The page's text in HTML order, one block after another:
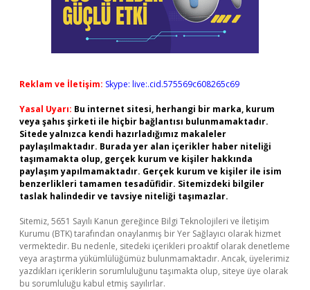
Reklam ve İletişim: Skype: live:.cid.575569c608265c69
Yasal Uyarı: Bu internet sitesi, herhangi bir marka, kurum
veya şahıs şirketi ile hiçbir bağlantısı bulunmamaktadır.
Sitede yalnızca kendi hazırladığımız makaleler
paylaşılmaktadır. Burada yer alan içerikler haber niteliği
taşımamakta olup, gerçek kurum ve kişiler hakkında
paylaşım yapılmamaktadır. Gerçek kurum ve kişiler ile isim
benzerlikleri tamamen tesadüfidir. Sitemizdeki bilgiler
taslak halindedir ve tavsiye niteliği taşımazlar.
Sitemiz, 5651 Sayılı Kanun gereğince Bilgi Teknolojileri ve İletişim
Kurumu (BTK) tarafından onaylanmış bir Yer Sağlayıcı olarak hizmet
vermektedir. Bu nedenle, sitedeki içerikleri proaktif olarak denetleme
veya araştırma yükümlülüğümüz bulunmamaktadır. Ancak, üyelerimiz
yazdıkları içeriklerin sorumluluğunu taşımakta olup, siteye üye olarak
bu sorumluluğu kabul etmiş sayılırlar.